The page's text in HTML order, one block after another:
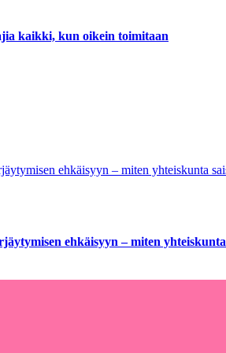
kaikki, kun oikein toimitaan
ehkäisyyn – miten